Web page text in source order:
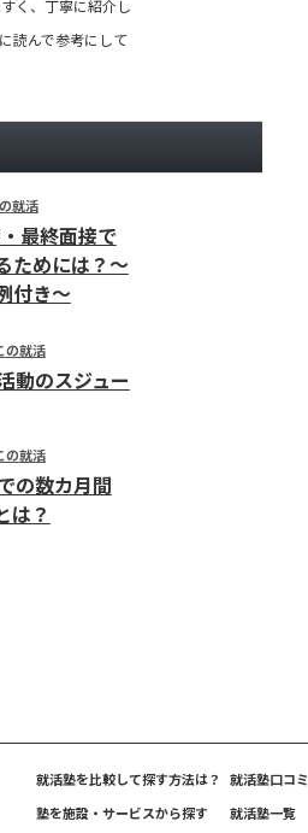
く、丁寧に紹介し
読んで参考にして
就活
最終面接で
ためには？～
付き～
の就活
のスジュー
の就活
の数カ月間
は？
就活塾を比較して探す方法は？ 就活塾口コミ
塾を施設・サービスから探す 就活塾一覧